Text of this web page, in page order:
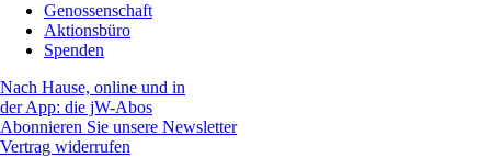
Genossenschaft
Aktionsbüro
Spenden
Nach Hause, online und in
der App: die jW-Abos
Abonnieren Sie unsere Newsletter
Vertrag widerrufen